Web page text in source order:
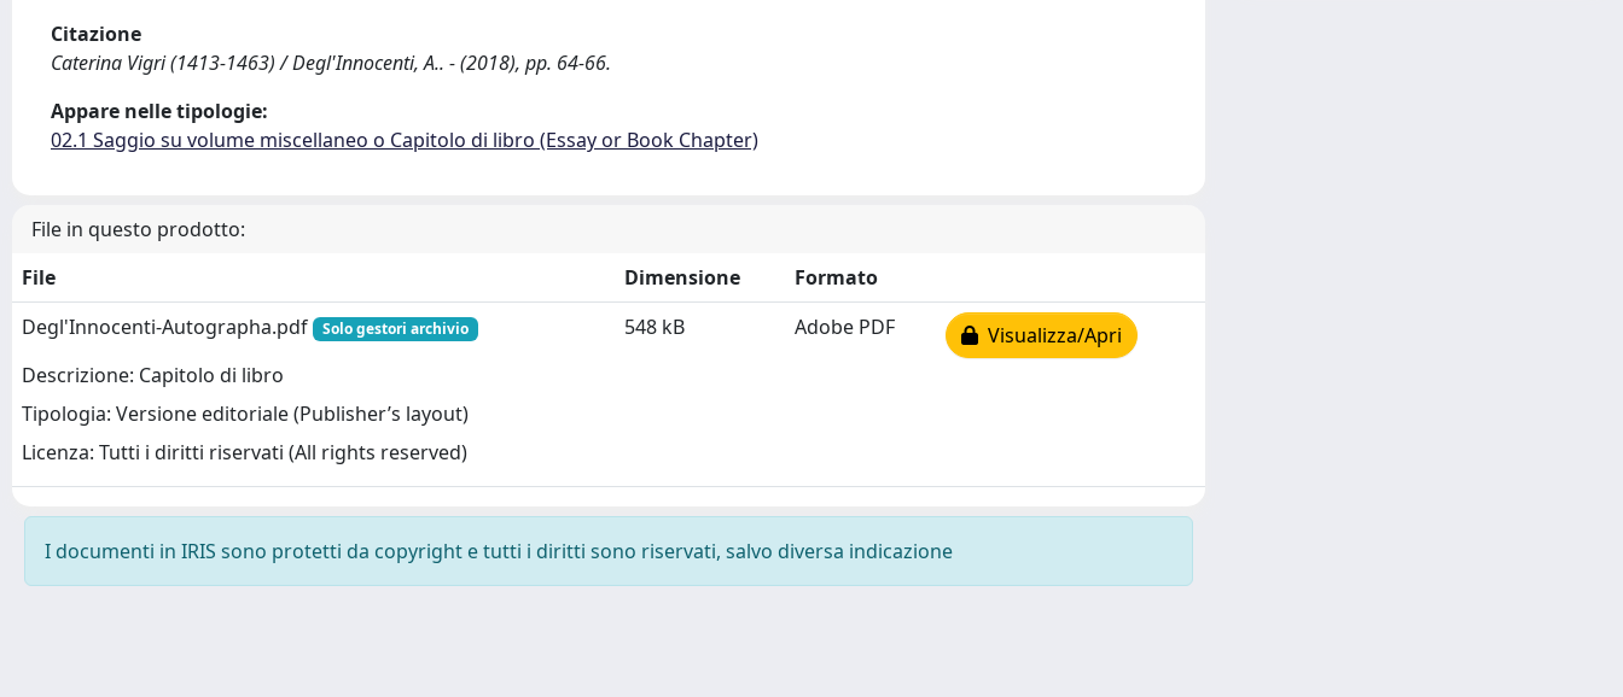
Citazione
Caterina Vigri (1413-1463) / Degl'Innocenti, A.. - (2018), pp. 64-66.
Appare nelle tipologie:
02.1 Saggio su volume miscellaneo o Capitolo di libro (Essay or Book Chapter)
File in questo prodotto:
File
Dimensione
Formato
Degl'Innocenti-Autographa.pdf
Solo gestori archivio
Descrizione: Capitolo di libro
Tipologia: Versione editoriale (Publisher’s layout)
Licenza: Tutti i diritti riservati (All rights reserved)
548 kB Adobe PDF Visualizza/Apri
I documenti in IRIS sono protetti da copyright e tutti i diritti sono riservati, salvo diversa indicazione